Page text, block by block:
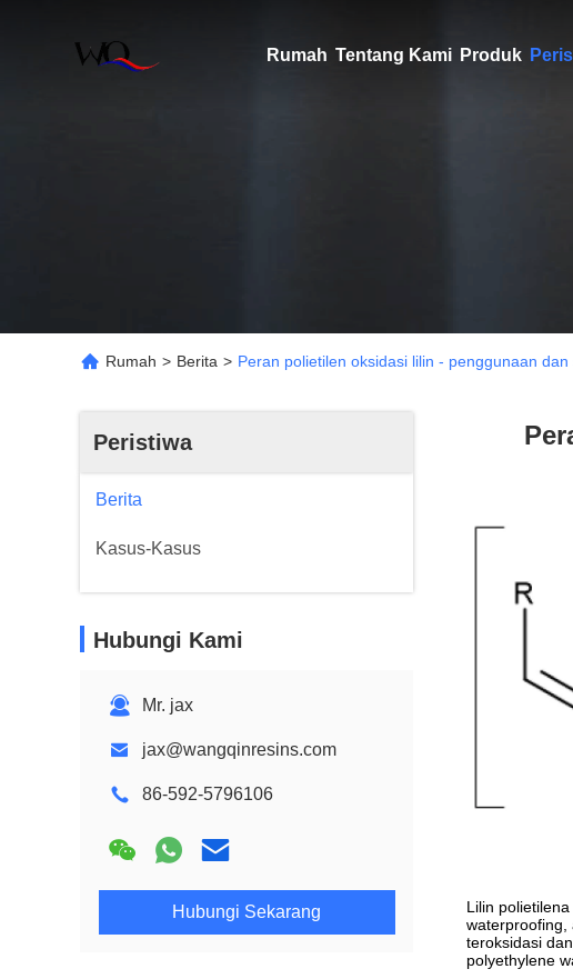
Rumah Tentang Kami Produk
Rumah > Berita > Peran polietilen oksidasi lilin - penggunaan
Peristiwa
Berita
Kasus-Kasus
Hubungi Kami
Mr. jax
jax@wangqinresins.com
86-592-5796106
Hubungi Sekarang
Lilin
waterproofing,
teroksidasi
polyethylene